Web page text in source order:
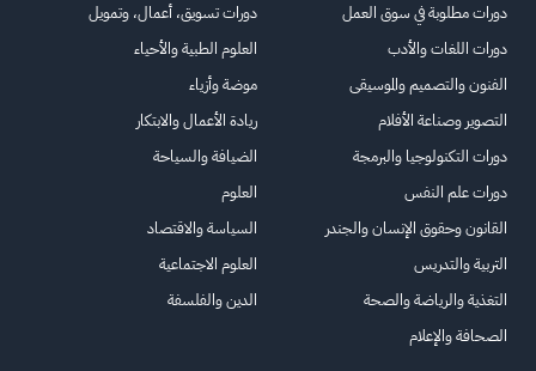
دورات مطلوبة في سوق العمل
دورات اللغات والأدب
الفنون والتصميم والموسيقى
التصوير وصناعة الأفلام
دورات التكنولوجيا والبرمجة
دورات علم النفس
القانون وحقوق الإنسان والجندر
التربية والتدريس
التغذية والرياضة والصحة
الصحافة والإعلام
دورات تسويق، أعمال، وتمويل
العلوم الطبية والأحياء
موضة وأزياء
ريادة الأعمال والابتكار
الضيافة والسياحة
العلوم
السياسة والاقتصاد
العلوم الاجتماعية
الدين والفلسفة